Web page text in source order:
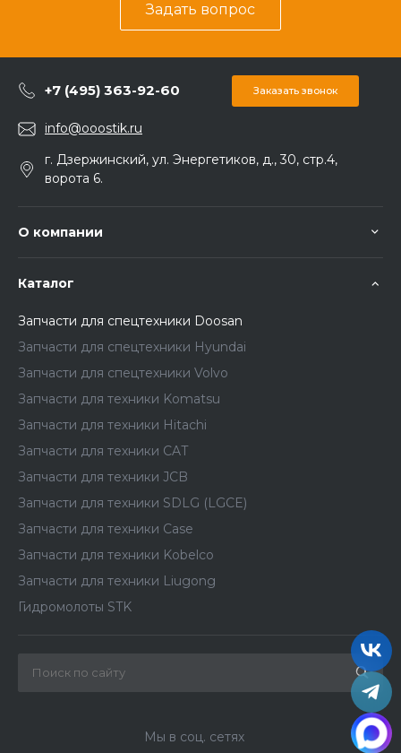
Задать вопрос
+7 (495) 363-92-60 Заказать звонок
info@ooostik.ru
г. Дзержинский, ул. Энергетиков, д., 30, стр.4,
ворота 6.
О компании
Каталог
Запчасти для спецтехники Doosan
Запчасти для спецтехники Hyundai
Запчасти для спецтехники Volvo
Запчасти для техники Komatsu
Запчасти для техники Hitachi
Запчасти для техники CAT
Запчасти для техники JCB
Запчасти для техники SDLG (LGCE)
Запчасти для техники Case
Запчасти для техники Kobelco
Запчасти для техники Liugong
Гидромолоты STK
Мы в соц. сетях